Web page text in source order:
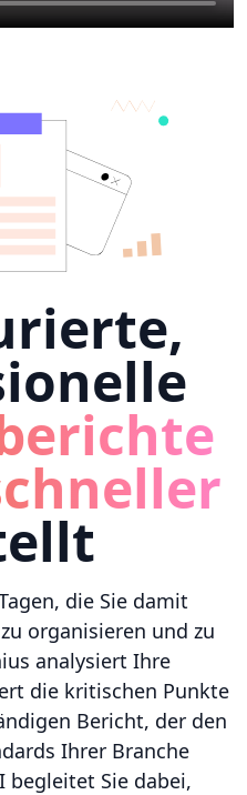
die Sie damit
organisieren und zu
analysiert Ihre
die kritischen Punkte
Bericht, der den
Ihrer Branche
begleitet Sie dabei,